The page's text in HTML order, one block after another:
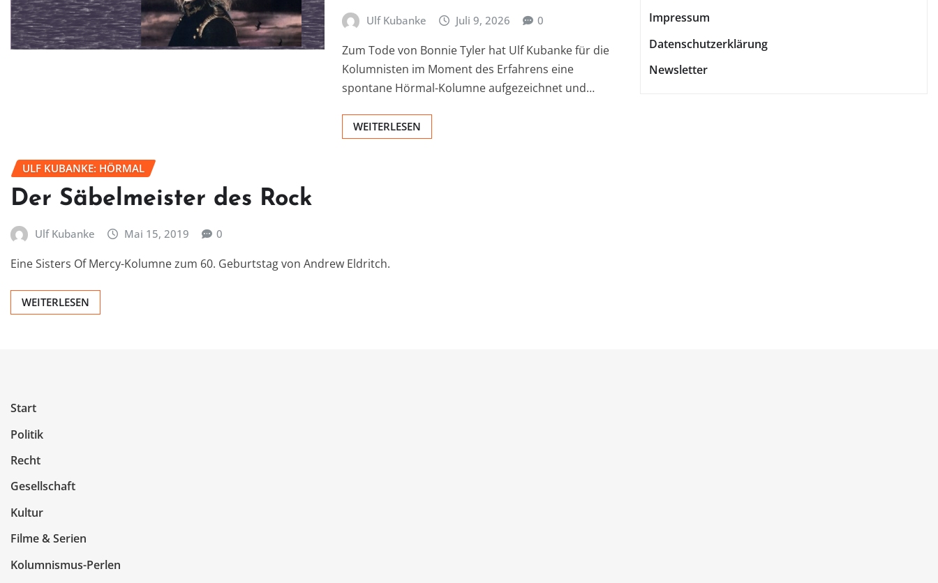
Ulf Kubanke Juli 9, 2026 0
Zum Tode von Bonnie Tyler hat Ulf Kubanke für die
Kolumnisten im Moment des Erfahrens eine
spontane Hörmal-Kolumne aufgezeichnet und…
WEITERLESEN
ULF KUBANKE: HÖRMAL
Der Säbelmeister des Rock
Ulf Kubanke Mai 15, 2019 0
Eine Sisters Of Mercy-Kolumne zum 60. Geburtstag von Andrew Eldritch.
WEITERLESEN
Impressum
Datenschutzerklärung
Newsletter
Start
Politik
Recht
Gesellschaft
Kultur
Filme & Serien
Kolumnismus-Perlen